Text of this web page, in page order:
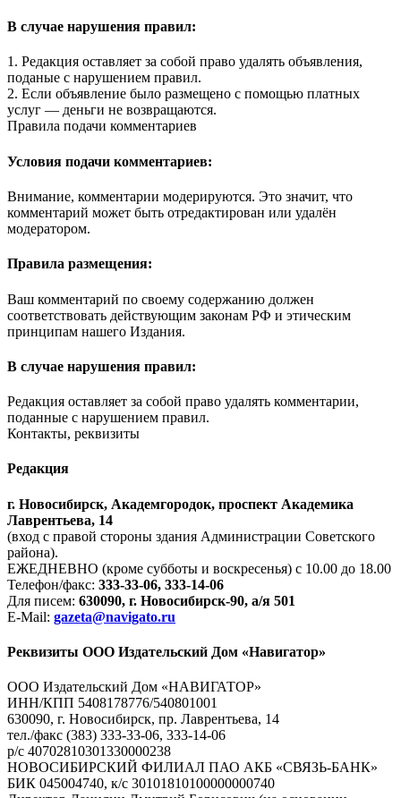
В случае нарушения правил:
1. Редакция оставляет за собой право удалять объявления,
поданые с нарушением правил.
2. Если объявление было размещено с помощью платных
услуг — деньги не возвращаются.
Правила подачи комментариев
Условия подачи комментариев:
Внимание, комментарии модерируются. Это значит, что
комментарий может быть отредактирован или удалён
модератором.
Правила размещения:
Ваш комментарий по своему содержанию должен
соответствовать действующим законам РФ и этическим
принципам нашего Издания.
В случае нарушения правил:
Редакция оставляет за собой право удалять комментарии,
поданные с нарушением правил.
Контакты, реквизиты
Редакция
г. Новосибирск, Академгородок, проспект Академика
Лаврентьева, 14
(вход с правой стороны здания Администрации Советского
района).
ЕЖЕДНЕВНО (кроме субботы и воскресенья) с 10.00 до 18.00
Телефон/факс: 333-33-06, 333-14-06
Для писем: 630090, г. Новосибирск-90, а/я 501
E-Mail: gazeta@navigato.ru
Реквизиты ООО Издательский Дом «Навигатор»
ООО Издательский Дом «НАВИГАТОР»
ИНН/КПП 5408178776/540801001
630090, г. Новосибирск, пр. Лаврентьева, 14
тел./факс (383) 333-33-06, 333-14-06
р/с 40702810301330000238
НОВОСИБИРСКИЙ ФИЛИАЛ ПАО АКБ «СВЯЗЬ-БАНК»
БИК 045004740, к/с 30101810100000000740